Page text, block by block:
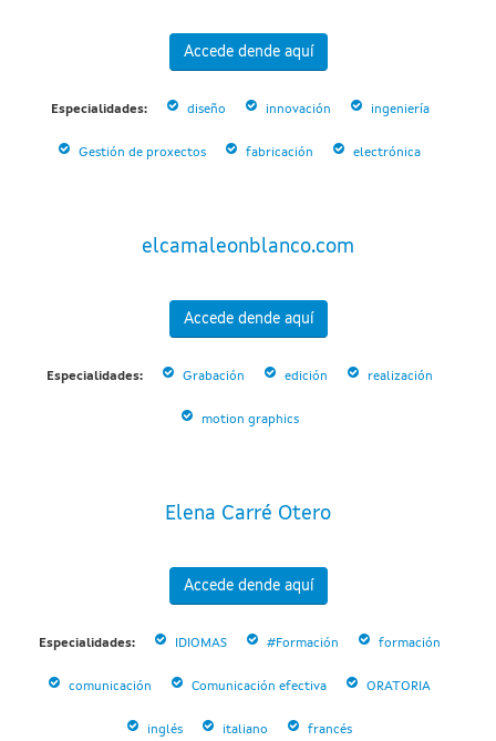
Accede dende aquí
Especialidades: diseño innovación ingeniería
Gestión de proxectos fabricación electrónica
elcamaleonblanco.com
Accede dende aquí
Especialidades: Grabación edición realización
motion graphics
Elena Carré Otero
Accede dende aquí
Especialidades: IDIOMAS #Formación formación
comunicación Comunicación efectiva ORATORIA
inglés italiano francés